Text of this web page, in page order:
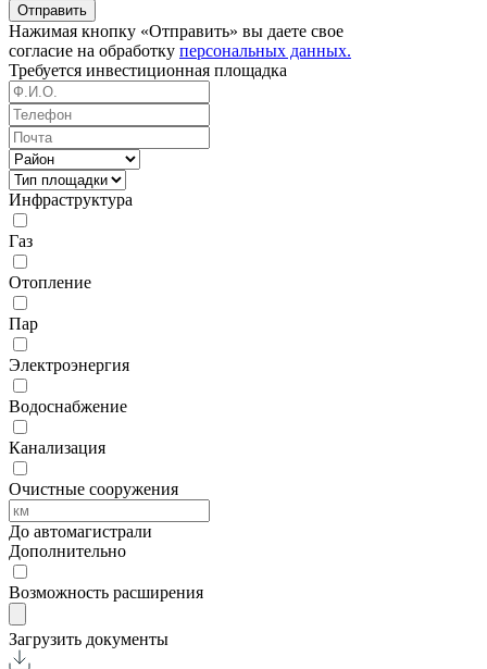
Отправить
Нажимая кнопку «Отправить» вы даете свое
согласие на обработку персональных данных.
Требуется инвестиционная площадка
Инфраструктура
Газ
Отопление
Пар
Электроэнергия
Водоснабжение
Канализация
Очистные сооружения
До автомагистрали
Дополнительно
Возможность расширения
Загрузить документы